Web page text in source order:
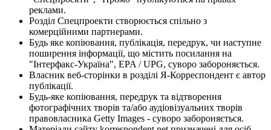
реклами.
Розділ Спецпроекти створюється спільно з
комерційними партнерами.
Будь яке копіювання, публікація, передрук, чи наступне
поширення інформації, що містить посилання на
"Інтерфакс-Україна", EPA / UPG, суворо забороняється.
Власник веб-сторінки в розділі Я-Корреспондент є автор
публікації.
Будь-яке копіювання, передрук та відтворення
фотографічних творів та/або аудіовізуальних творів
правовласника Getty Images - суворо забороняється.